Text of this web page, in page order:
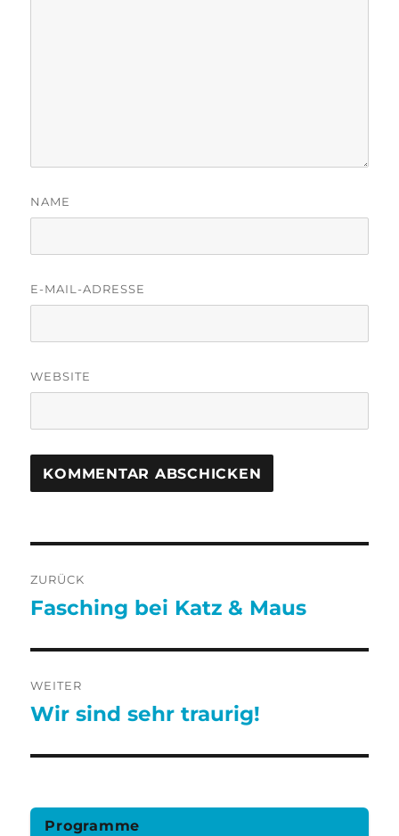
NAME
E-MAIL-ADRESSE
WEBSITE
ZURÜCK
Vorheriger
Fasching bei Katz & Maus
WEITER
Nächster
Wir sind sehr traurig!
Programme